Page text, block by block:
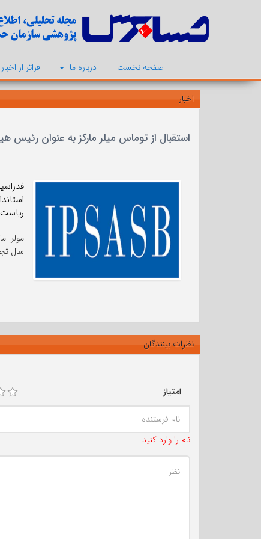
صفحه نخست درباره ما فراتر از اخبار
اخبار
استقبال از توماس میلر مارکز به عنوان
سال
نظرات بینندگان
امتیاز
نام را وارد کنید